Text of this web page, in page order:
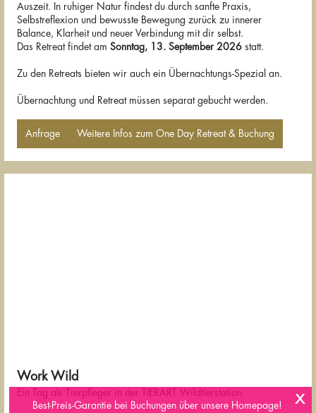
x
Best-Preis-Garantie bei Buchungen über unsere Homepage!
Auszeit. In ruhiger Natur findest du durch sanfte Praxis,
Selbstreflexion und bewusste Bewegung zurück zu innerer
Balance, Klarheit und neuer Verbindung mit dir selbst.
Das Retreat findet am Sonntag, 13. September 2026 statt.
Zu den Retreats bieten wir auch ein Übernachtungs-Spezial an.
Übernachtung und Retreat müssen separat gebucht werden.
Anfrage Weitere Infos zum One Day Retreat & Buchung
Work Wild
Ein Tag als Tierpfleger in der TIERART Wildtierstation